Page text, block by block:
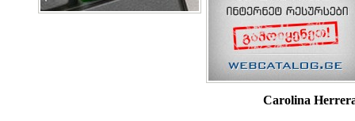
Carolina